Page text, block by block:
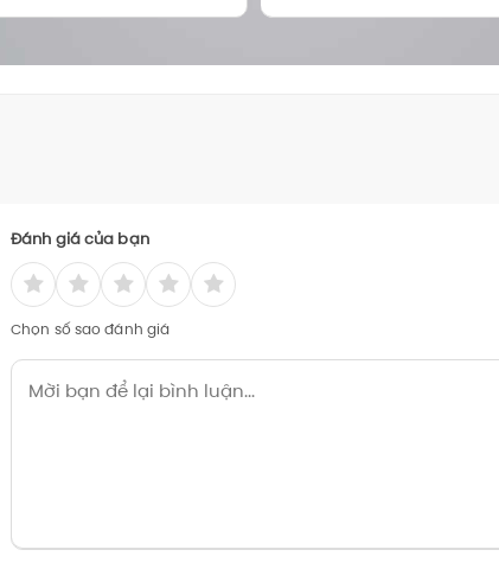
Đánh giá của bạn
Chọn số sao đánh giá